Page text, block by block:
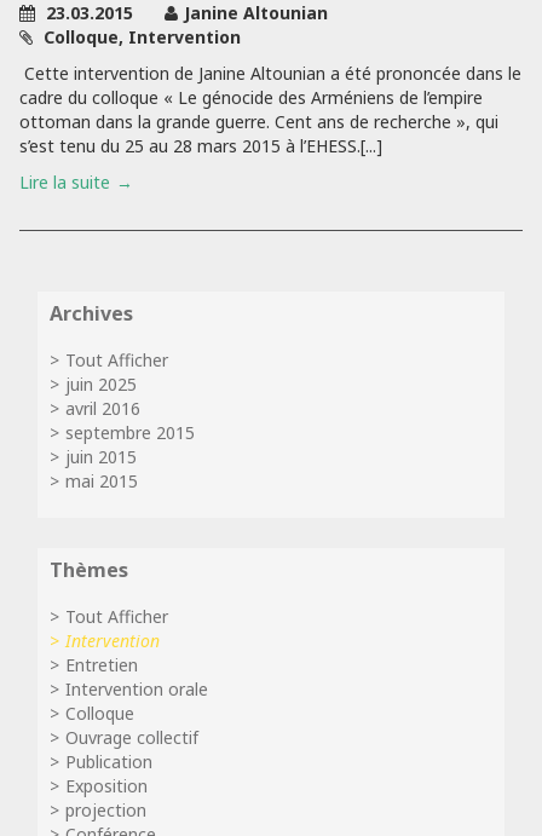
23.03.2015
Janine Altounian
Colloque, Intervention
Cette intervention de Janine Altounian a été prononcée dans le
cadre du colloque « Le génocide des Arméniens de l’empire
ottoman dans la grande guerre. Cent ans de recherche », qui
s’est tenu du 25 au 28 mars 2015 à l’EHESS.[...]
Lire la suite
Archives
Tout Afficher
juin 2025
avril 2016
septembre 2015
juin 2015
mai 2015
Thèmes
Tout Afficher
Intervention
Entretien
Intervention orale
Colloque
Ouvrage collectif
Publication
Exposition
projection